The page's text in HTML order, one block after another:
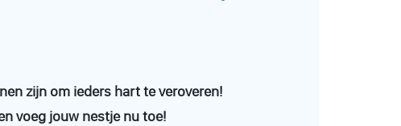
zijn om ieders hart te veroveren!
voeg jouw nestje nu toe!